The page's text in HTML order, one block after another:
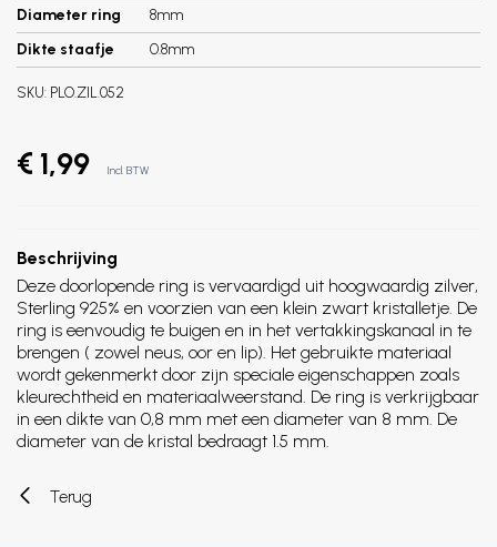
Diameter ring
8mm
Dikte staafje
0.8mm
SKU: PLO.ZIL.052
€ 1,99 Incl. BTW
Beschrijving
Deze doorlopende ring is vervaardigd uit hoogwaardig zilver,
Sterling 925% en voorzien van een klein zwart kristalletje. De
ring is eenvoudig te buigen en in het vertakkingskanaal in te
brengen ( zowel neus, oor en lip). Het gebruikte materiaal
wordt gekenmerkt door zijn speciale eigenschappen zoals
kleurechtheid en materiaalweerstand. De ring is verkrijgbaar
in een dikte van 0,8 mm met een diameter van 8 mm. De
diameter van de kristal bedraagt 1.5 mm.
Terug